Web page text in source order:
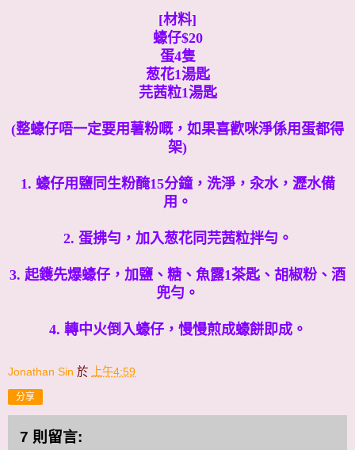
[材料]
蠔仔$20
蛋4隻
葱花1湯匙
芫茜粒1湯匙
(整蠔仔唔一定要用薯粉嘅，如果喜歡咪淨係用蛋都得
架)
1. 蠔仔用鹽同生粉醃15分鐘， 洗淨，汆水，瀝水備
用。
2. 蛋拂勻，加入葱花同芫茜粒拌勻。
3. 起鑊先爆蠔仔，加鹽、糖、魚露1茶匙、胡椒粉、酒
兜勻。
4. 轉中火倒入蠔仔，慢慢煎成蠔餅即成。
Jonathan Sin 於 上午4:59
分享
7 則留言: